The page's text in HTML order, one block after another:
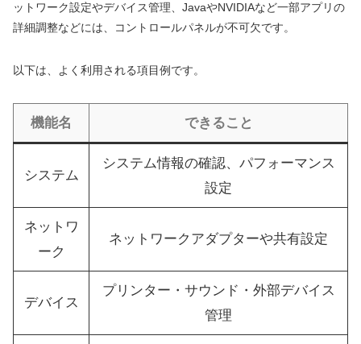
ットワーク設定やデバイス管理、JavaやNVIDIAなど一部アプリの
詳細調整などには、コントロールパネルが不可欠です。
以下は、よく利用される項目例です。
機能名 できること
システム
システム情報の確認、パフォーマンス
設定
ネットワ
ーク
ネットワークアダプターや共有設定
デバイス
プリンター・サウンド・外部デバイス
管理